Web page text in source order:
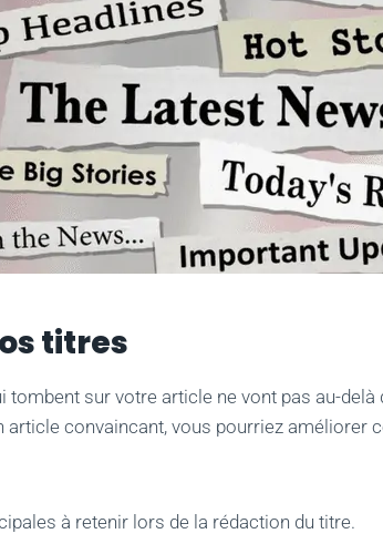
titres
tombent sur votre article ne vont pas au-delà
article convaincant, vous pourriez améliorer
à retenir lors de la rédaction du titre.